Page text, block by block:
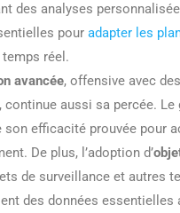
des analyses
pour adapter les
temps réel.
avancée, offensive avec
, continue aussi sa percée. Le
son efficacité prouvée pour
De plus, l’adoption d’
de surveillance et autres
des données essentielles